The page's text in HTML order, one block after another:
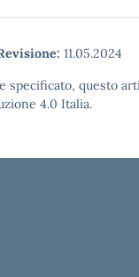
11.05.2024
specificato, questo
4.0 Italia.